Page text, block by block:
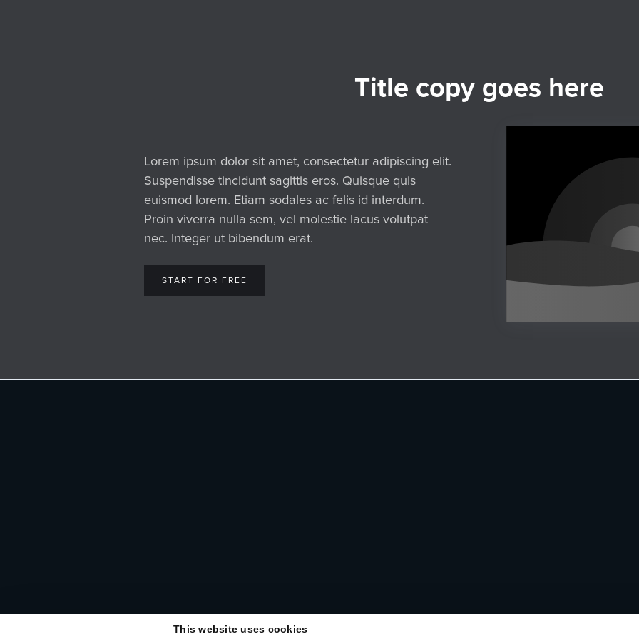
This website uses cookies
Title copy goes here
Lorem ipsum dolor sit amet, consectetur adipiscing elit.
Suspendisse tincidunt sagittis eros. Quisque quis
euismod lorem. Etiam sodales ac felis id interdum.
Proin viverra nulla sem, vel molestie lacus volutpat
nec. Integer ut bibendum erat.
START FOR FREE